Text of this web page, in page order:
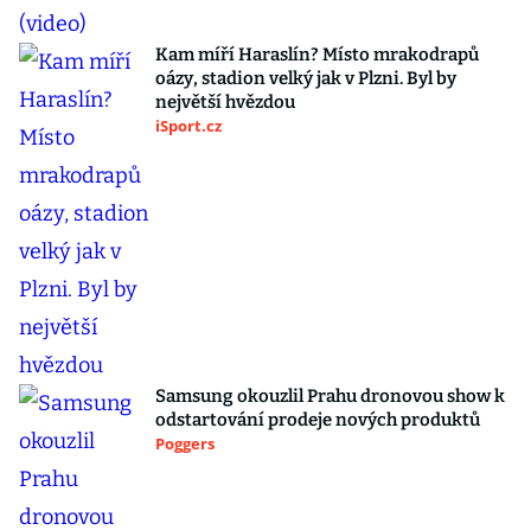
Kam míří Haraslín? Místo mrakodrapů
oázy, stadion velký jak v Plzni. Byl by
největší hvězdou
iSport.cz
Samsung okouzlil Prahu dronovou show k
odstartování prodeje nových produktů
Poggers